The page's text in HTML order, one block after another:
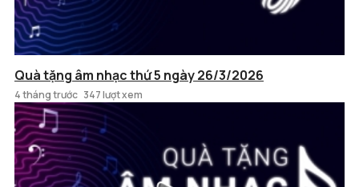
Quà tặng âm nhạc thứ 5 ngày 26/3/2026
4 tháng trước 347 lượt xem